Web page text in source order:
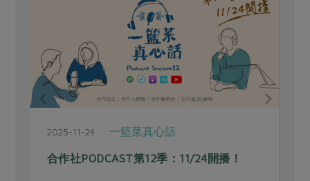
2025-11-24 一籃菜真心話
合作社PODCAST第12季：11/24開播！